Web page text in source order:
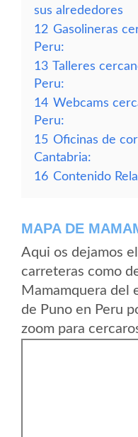
sus alrededores
12 Gasolineras
Peru:
13 Talleres
Peru:
14 Webcams
Peru:
15 Oficinas de
Cantabria:
16 Contenido
MAPA DE
Aqui os dejamos
carreteras como
Mamamquera del
de Puno en Peru
zoom para